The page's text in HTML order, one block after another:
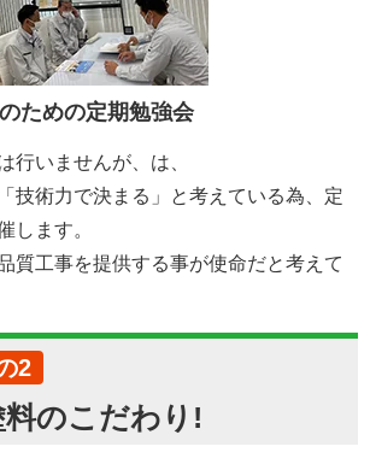
ための定期勉強会
行いませんが、は、
技術力で決まる」と考えている為、定
します。
質工事を提供する事が使命だと考えて
2
のこだわり!